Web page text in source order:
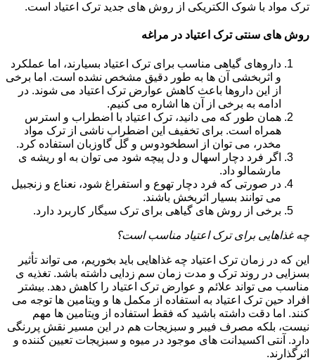
ترک مواد با شوک الکتریکی از روش های جدید ترک اعتیاد است.
روش های سنتی ترک اعتیاد در مراغه
داروهای گیاهی مناسب برای ترک اعتیاد بسیارند، اما عملکرد
و اثربخشی آن ها به طور دقیق مشخص نشده است. اما برخی
از این داروها باعث کاهش عوارض ترک اعتیاد می شوند. در
ادامه به برخی از آن ها اشاره می کنیم.
همان طور که می دانید، ترک اعتیاد با اضطراب و استرس
همراه است. برای تخفیف این اضطراب ناشی از ترک مواد
مخدر، می توان از اسطخودوس و گل گاوزبان استفاده کرد.
اگر فرد دچار اسهال و دل پیچه شود می توان به او ریشه ی
مارشمالو داد.
در صورتی که فرد دچار تهوع و استفراغ شود، نعناع و زنجبیل
می توانند بسیار اثربخش باشند.
برخی از روش های گیاهی برای ترک سیگار کاربرد دارد.
چه غذاهایی برای ترک اعتیاد مناسب است؟
این که در زمان ترک اعتیاد چه غذاهایی باید بخوریم، می تواند تأثیر
بسزایی در روند ترک و مدت زمان سم زدایی داشته باشد. تغذیه ی
مناسب می تواند علائم و عوارض ترک اعتیاد را کاهش دهد. بیشتر
افراد حین ترک اعتیاد به استفاده از مکمل ها و ویتامین ها توجه می
کنند. اما دقت داشته باشید که فقط استفاده از ویتامین ها مهم
نیست، بلکه مصرف فیبر و سبزیجات هم در این مسیر نقش پررنگی
دارد. آنتی اکسیدانت های موجود در میوه و سبزیجات تعیین کننده و
اثرگذارند.